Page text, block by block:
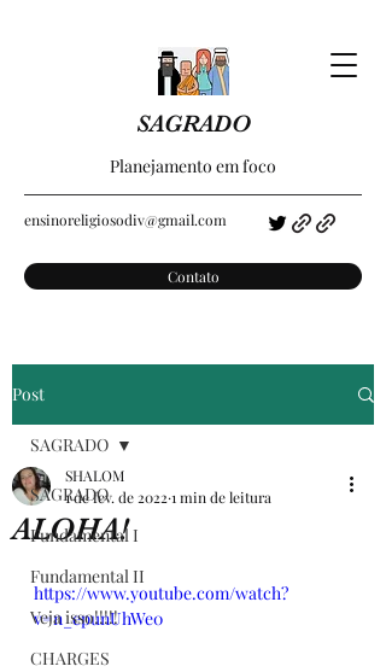
SAGRADO
Planejamento em foco
ensinoreligiosodiv@gmail.com
Contato
Post
SAGRADO
Fundamental I
Fundamental II
Veja isso!!!!!
CHARGES
SAGRADO
ALOHA!
SHALOM
1 de fev. de 2022 1 min de leitura
https://www.youtube.com/watch?
v=n_epunUhWe0